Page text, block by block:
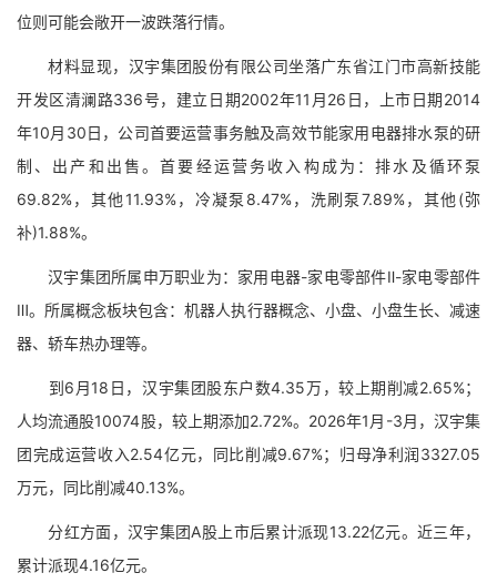
位则可能会敞开一波跌落行情。
材料显现，汉宇集团股份有限公司坐落广东省江门市高新技能
开发区清澜路336号，建立日期2002年11月26日，上市日期2014
年10月30日，公司首要运营事务触及高效节能家用电器排水泵的研
制、出产和出售。首要经运营务收入构成为：排水及循环泵
69.82%，其他11.93%，冷凝泵8.47%，洗刷泵7.89%，其他(弥
补)1.88%。
汉宇集团所属申万职业为：家用电器-家电零部件Ⅱ-家电零部件
Ⅲ。所属概念板块包含：机器人执行器概念、小盘、小盘生长、减速
器、轿车热办理等。
到6月18日，汉宇集团股东户数4.35万，较上期削减2.65%；
人均流通股10074股，较上期添加2.72%。2026年1月-3月，汉宇集
团完成运营收入2.54亿元，同比削减9.67%；归母净利润3327.05
万元，同比削减40.13%。
分红方面，汉宇集团A股上市后累计派现13.22亿元。近三年，
累计派现4.16亿元。